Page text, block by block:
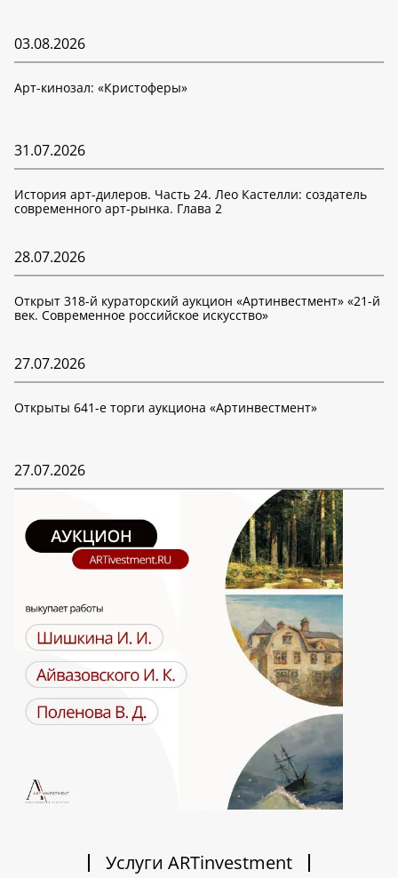
03.08.2026
Арт-кинозал: «Кристоферы»
31.07.2026
История арт-дилеров. Часть 24. Лео Кастелли: создатель
современного арт-рынка. Глава 2
28.07.2026
Открыт 318-й кураторский аукцион «Артинвестмент» «21-й
век. Современное российское искусство»
27.07.2026
Открыты 641-е торги аукциона «Артинвестмент»
27.07.2026
Услуги ARTinvestment